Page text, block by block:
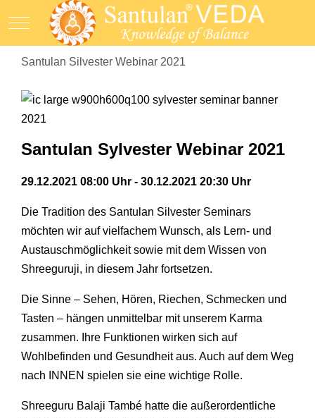
Mobile Menu Toggle
Santulan Silvester Webinar 2021
Santulan Sylvester Webinar 2021
29.12.2021 08:00 Uhr - 30.12.2021 20:30 Uhr
Die Tradition des Santulan Silvester Seminars
möchten wir auf vielfachem Wunsch, als Lern- und
Austauschmöglichkeit sowie mit dem Wissen von
Shreeguruji, in diesem Jahr fortsetzen.
Die Sinne – Sehen, Hören, Riechen, Schmecken und
Tasten – hängen unmittelbar mit unserem Karma
zusammen. Ihre Funktionen wirken sich auf
Wohlbefinden und Gesundheit aus. Auch auf dem Weg
nach INNEN spielen sie eine wichtige Rolle.
Shreeguru Balaji També hatte die außerordentliche